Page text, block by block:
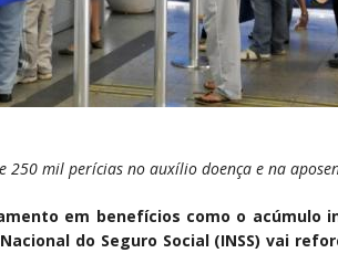
250 mil perícias no auxílio doença e na
em benefícios como o acúmulo
do Seguro Social (INSS) vai